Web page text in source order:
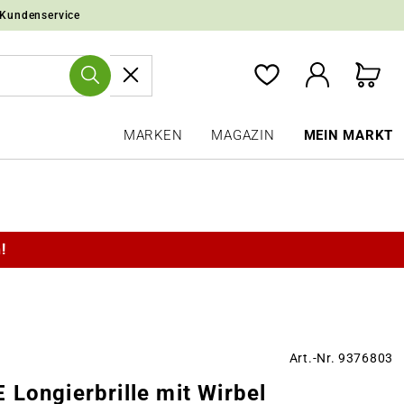
MARKEN MAGAZIN MEIN MARKT
Art.-Nr. 9376803
Longierbrille mit Wirbel